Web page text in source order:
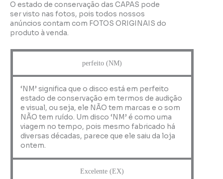
O estado de conservação das CAPAS pode
ser visto nas fotos, pois todos nossos
anúncios contam com FOTOS ORIGINAIS do
produto à venda.
perfeito (NM)
‘NM’ significa que o disco está em perfeito
estado de conservação em termos de audição
e visual, ou seja, ele NÃO tem marcas e o som
NÃO tem ruído. Um disco ‘NM’ é como uma
viagem no tempo, pois mesmo fabricado há
diversas décadas, parece que ele saiu da loja
ontem.
Excelente (EX)